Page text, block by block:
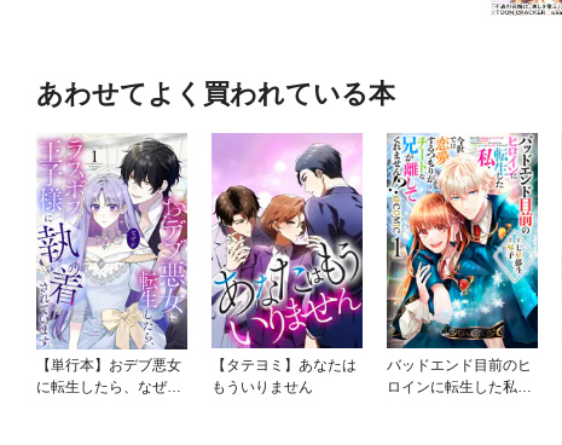
あわせてよく買われている本
【単行本】おデブ悪女
に転生したら、なぜか
【タテヨミ】あなたは
もういりません
バッドエンド目前のヒ
ロインに転生した私、